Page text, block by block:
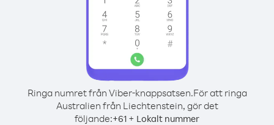
Ringa numret från Viber-knappsatsen.För att ringa
Australien från Liechtenstein, gör det
följande:+61 + Lokalt nummer